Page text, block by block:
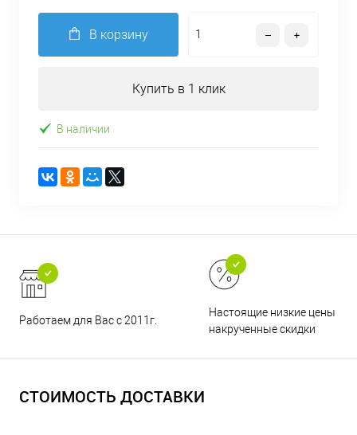
В корзину
Купить в 1 клик
В наличии
Работаем для Вас с 2011г.
Настоящие низкие цены и
накрученные скидки
СТОИМОСТЬ ДОСТАВКИ